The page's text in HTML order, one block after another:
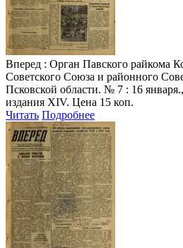
Вперед : Орган Павского райкома
Советского Союза и районного
Псковской области. № 7 : 16
издания XIV. Цена 15 коп.
Читать Подробнее